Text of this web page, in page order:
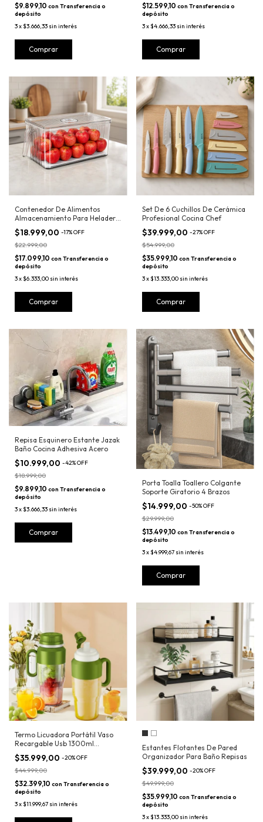
$9.899,10 con Transferencia o
depósito
3x$3.666,33 sin interés
$12.599,10 con Transferencia o
depósito
3x$4.666,33 sin interés
Contenedor De Alimentos
Almacenamiento Para Heladera
Manija
$18.999,00 -17%OFF
$22.999,00
$17.099,10 con Transferencia o
depósito
3x$6.333,00 sin interés
Set De 6 Cuchillos De Cerámica
Profesional Cocina Chef
$39.999,00 -27%OFF
$54.999,00
$35.999,10 con Transferencia o
depósito
3x$13.333,00 sin interés
Repisa Esquinero Estante Jazak
Baño Cocina Adhesiva Acero
$10.999,00 -42%OFF
$18.999,00
$9.899,10 con Transferencia o
depósito
3x$3.666,33 sin interés
Porta Toalla Toallero Colgante
Soporte Giratorio 4 Brazos
$14.999,00 -50%OFF
$29.999,00
$13.499,10 con Transferencia o
depósito
3x$4.999,67 sin interés
Termo Licuadora Portátil Vaso
Recargable Usb 1300ml
Sorbete
$35.999,00 -20%OFF
$44.999,00
$32.399,10 con Transferencia o
depósito
3x$11.999,67 sin interés
Estantes Flotantes De Pared
Organizador Para Baño Repisas
$39.999,00 -20%OFF
$49.999,00
$35.999,10 con Transferencia o
depósito
3x$13.333,00 sin interés